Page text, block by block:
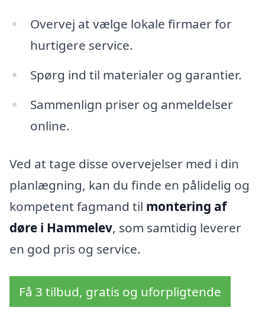
Overvej at vælge lokale firmaer for
hurtigere service.
Spørg ind til materialer og garantier.
Sammenlign priser og anmeldelser
online.
Ved at tage disse overvejelser med i din
planlægning, kan du finde en pålidelig og
kompetent fagmand til montering af
døre i Hammelev, som samtidig leverer
en god pris og service.
Få 3 tilbud, gratis og uforpligtende